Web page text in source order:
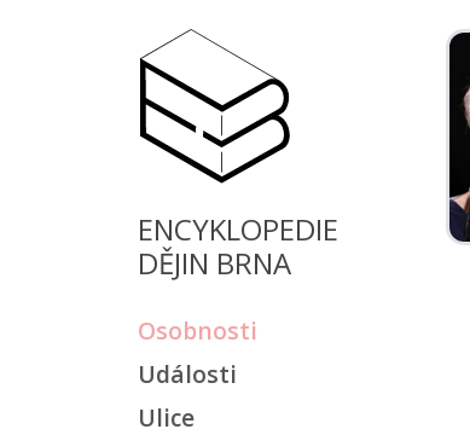
ENCYKLOPEDIE
DĚJIN BRNA
Osobnosti
Události
Ulice